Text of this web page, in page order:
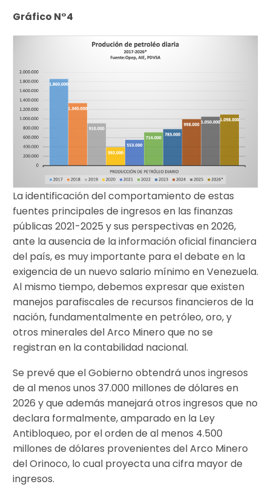
Gráfico N°4
La identificación del comportamiento de estas
fuentes principales de ingresos en las finanzas
públicas 2021-2025 y sus perspectivas en 2026,
ante la ausencia de la información oficial financiera
del país, es muy importante para el debate en la
exigencia de un nuevo salario mínimo en Venezuela.
Al mismo tiempo, debemos expresar que existen
manejos parafiscales de recursos financieros de la
nación, fundamentalmente en petróleo, oro, y
otros minerales del Arco Minero que no se
registran en la contabilidad nacional.
Se prevé que el Gobierno obtendrá unos ingresos
de al menos unos 37.000 millones de dólares en
2026 y que además manejará otros ingresos que no
declara formalmente, amparado en la Ley
Antibloqueo, por el orden de al menos 4.500
millones de dólares provenientes del Arco Minero
del Orinoco, lo cual proyecta una cifra mayor de
ingresos.